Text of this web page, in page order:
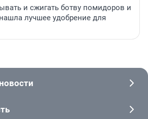
и сжигать ботву помидоров и
лучшее удобрение для